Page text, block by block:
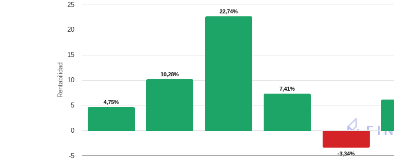
Rentabilidad
4,75%
4,75%
10,28%
10,28%
22,74%
22,74%
7,41%
7,41%
-3,34%
-3,34%
-5
0
5
10
15
20
25